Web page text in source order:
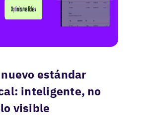
estándar
inteligente, no
visible